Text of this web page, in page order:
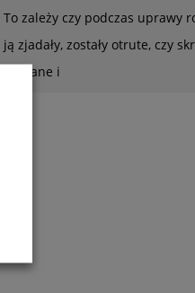
To zależy czy podczas uprawy
ją zjadały, zostały otrute, czy
zebrane i